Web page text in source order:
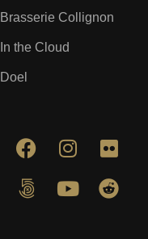
Brasserie Collignon
In the Cloud
Doel